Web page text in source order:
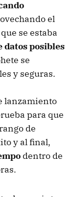
el
que se estaba
datos posibles
se
y seguras.
lanzamiento
para que
de
y al final,
dentro de